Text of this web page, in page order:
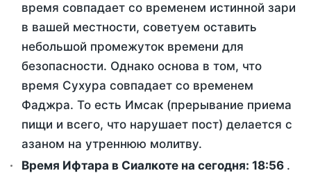
время совпадает со временем истинной зари
в вашей местности, советуем оставить
небольшой промежуток времени для
безопасности. Однако основа в том, что
время Сухура совпадает со временем
Фаджра. То есть Имсак (прерывание приема
пищи и всего, что нарушает пост) делается с
азаном на утреннюю молитву.
Время Ифтара в Сиалкоте на сегодня: 18:56 .